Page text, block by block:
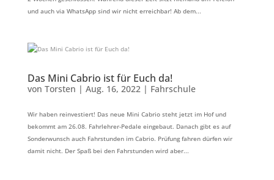
und auch via WhatsApp sind wir nicht erreichbar! Ab dem...
Das Mini Cabrio ist für Euch da!
von Torsten | Aug. 16, 2022| Fahrschule
Wir haben reinvestiert! Das neue Mini Cabrio steht jetzt im Hof und
bekommt am 26.08. Fahrlehrer-Pedale eingebaut. Danach gibt es auf
Sonderwunsch auch Fahrstunden im Cabrio. Prüfung fahren dürfen wir
damit nicht. Der Spaß bei den Fahrstunden wird aber...